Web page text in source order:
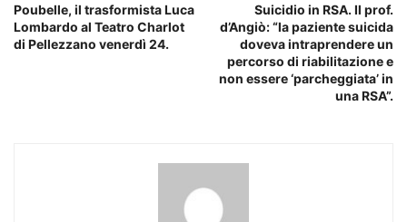
Poubelle, il trasformista Luca
Lombardo al Teatro Charlot
di Pellezzano venerdì 24.
Suicidio in RSA. Il prof.
d’Angiò: “la paziente suicida
doveva intraprendere un
percorso di riabilitazione e
non essere ‘parcheggiata’ in
una RSA”.